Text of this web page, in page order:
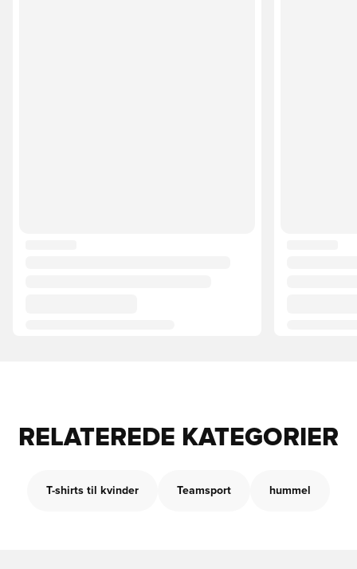
RELATEREDE KATEGORIER
T-shirts til kvinder Teamsport hummel